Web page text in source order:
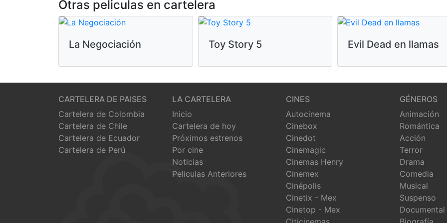
Otras peliculas en cartelera
La Negociación Toy Story 5 Evil Dead en llamas
CARTELERA DE PAISES
Cartelera de Colombia
Cartelera de Chile
Cartelera de Ecuador
Cartelera de Perú
LA CARTELERA
Inicio
Cartelera de hoy
Próximos estrenos
Por cine
Noticias
Peliculas Anteriores
CINES
Autocinema
Cinebox
Cinedot
Cinemagic
Cinemas Henry
Cinemex
Cinépolis
Cinetix - Mex
Cinetop - Mex
GÉNEROS
Animación
Romántica
Acción
Terror
Drama
Comedia
Musical
Suspenso
Documental